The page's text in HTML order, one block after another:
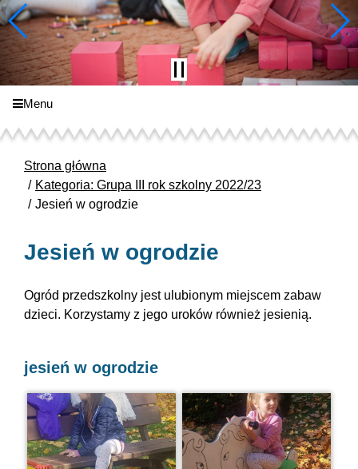
Menu
Strona główna
Kategoria: Grupa III rok szkolny 2022/23
Jesień w ogrodzie
Jesień w ogrodzie
Ogród przedszkolny jest ulubionym miejscem zabaw
dzieci. Korzystamy z jego uroków również jesienią.
jesień w ogrodzie